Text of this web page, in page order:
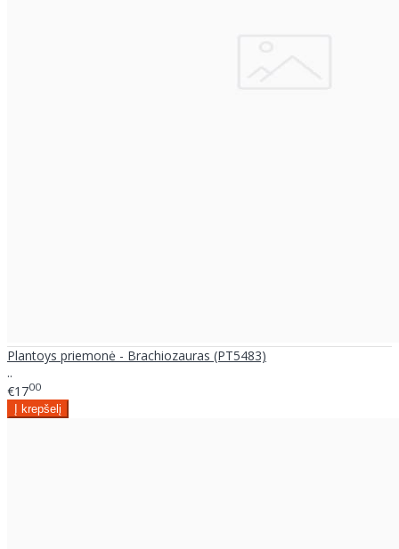
Plantoys priemonė - Brachiozauras (PT5483)
..
€1700